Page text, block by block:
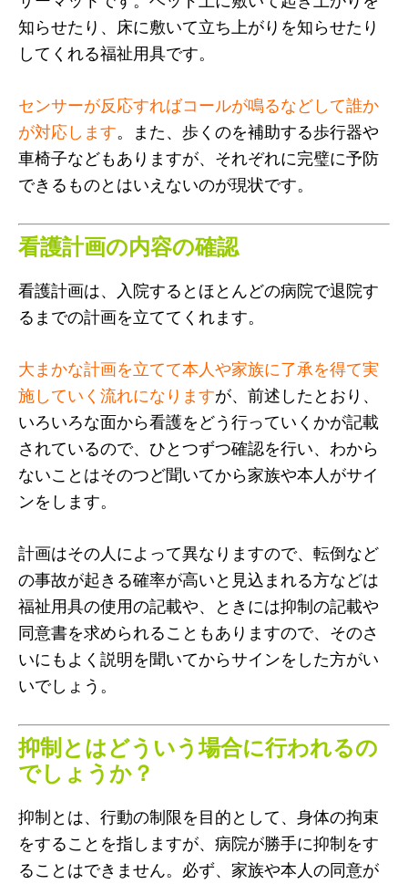
知らせたり、床に敷いて立ち上がりを知らせたり
してくれる福祉用具です。
センサーが反応すればコールが鳴るなどして誰か
が対応します。また、歩くのを補助する歩行器や
車椅子などもありますが、それぞれに完璧に予防
できるものとはいえないのが現状です。
看護計画の内容の確認
看護計画は、入院するとほとんどの病院で退院す
るまでの計画を立ててくれます。
大まかな計画を立てて本人や家族に了承を得て実
施していく流れになりますが、前述したとおり、
いろいろな面から看護をどう行っていくかが記載
されているので、ひとつずつ確認を行い、わから
ないことはそのつど聞いてから家族や本人がサイ
ンをします。
計画はその人によって異なりますので、転倒など
の事故が起きる確率が高いと見込まれる方などは
福祉用具の使用の記載や、ときには抑制の記載や
同意書を求められることもありますので、そのさ
いにもよく説明を聞いてからサインをした方がい
いでしょう。
抑制とはどういう場合に行われるの
でしょうか？
抑制とは、行動の制限を目的として、身体の拘束
をすることを指しますが、病院が勝手に抑制をす
ることはできません。必ず、家族や本人の同意が